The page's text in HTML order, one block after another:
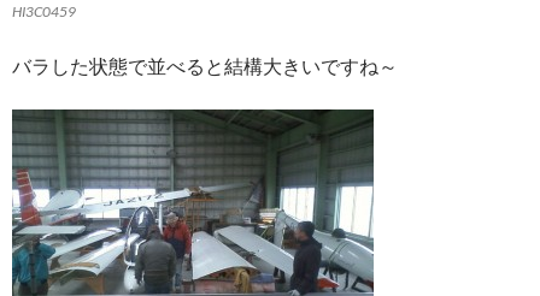
HI3C0459
バラした状態で並べると結構大きいですね～